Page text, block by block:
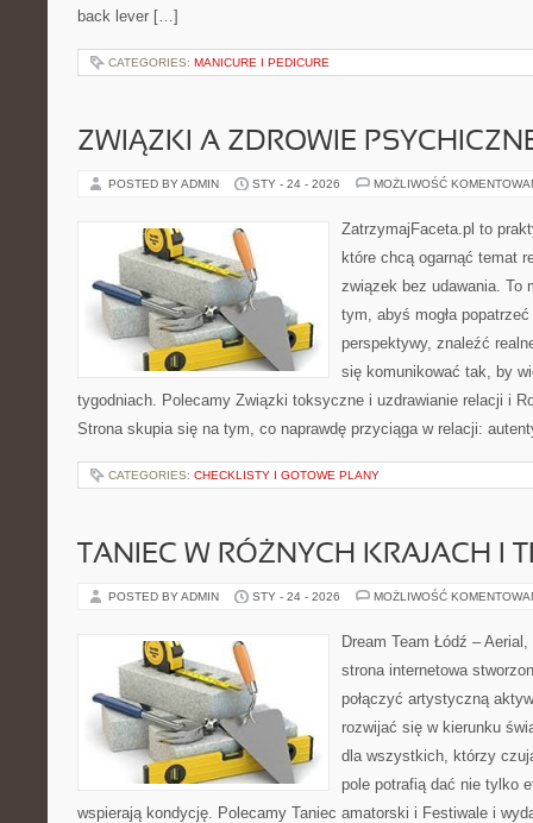
back lever […]
CATEGORIES: MANICURE I PEDICURE
ZWIĄZKI A ZDROWIE
POSTED BY ADMIN STY - 24 - 2026 MOŻLIWOŚĆ
ZatrzymajFaceta.pl to
które chcą ogarnąć temat
związek bez udawania. To
tym, abyś mogła
perspektywy, znaleźć
się komunikować tak, by
tygodniach. Polecamy Związki toksyczne i uzdrawianie relacji i
Strona skupia się na tym, co naprawdę przyciąga w relacji:
CATEGORIES: CHECKLISTY I GOTOWE PLANY
TANIEC W RÓŻNYCH KRAJACH I
POSTED BY ADMIN STY - 24 - 2026 MOŻLIWOŚĆ
Dream Team Łódź –
strona internetowa
połączyć artystyczną
rozwijać się w kierunku
dla wszystkich, którzy
pole potrafią dać nie tylko
wspierają kondycję. Polecamy Taniec amatorski i Festiwale i